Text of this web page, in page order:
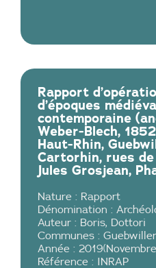
Rapport
d’époques
contemporaine
Weber-Blech,
Haut-Rhin,
Cartorhin, rues
Jules Grosjean,
Nature : Rapport
Dénomination :
Auteur : Boris, Dottori
Communes : Guebwiller
Année : 2019(Novembre
Référence :
INRAP